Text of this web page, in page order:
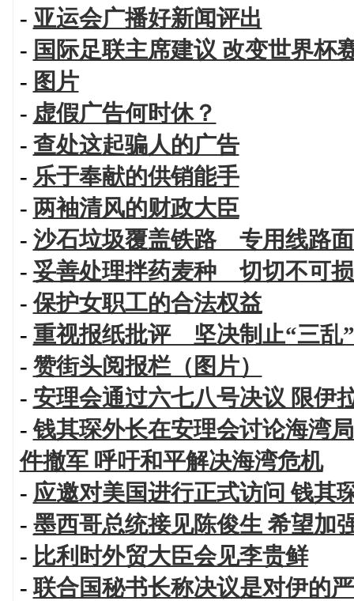
- 亚运会广播好新闻评出
- 国际足联主席建议 改变世界杯
- 图片
- 虚假广告何时休？
- 查处这起骗人的广告
- 乐于奉献的供销能手
- 两袖清风的财政大臣
- 沙石垃圾覆盖铁路 专用线路
- 妥善处理拌药麦种 切切不可
-保护女职工的合法权益
- 重视报纸批评 坚决制止“三乱”
- 赞街头阅报栏（图片）
- 安理会通过六七八号决议 限伊
-钱其琛外长在安理会讨论海湾
件撤军 呼吁和平解决海湾危机
- 应邀对美国进行正式访问 钱其
- 墨西哥总统接见陈俊生 希望加
- 比利时外贸大臣会见李贵鲜
-联合国秘书长称决议是对伊的